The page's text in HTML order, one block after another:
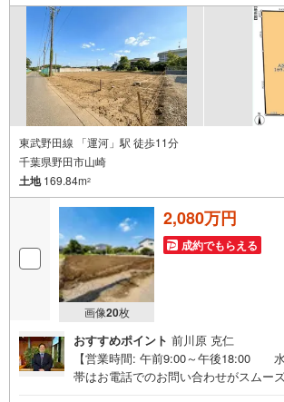
東武野田線 「運河」駅 徒歩11分
千葉県野田市山崎
土地169.84m2
画像20枚
2,080万円
成約でもらえる
おすすめポイント 前川原 克仁
【営業時間: 午前9:00～午後18:00
帯はお電話でのお問い合わせがスムー